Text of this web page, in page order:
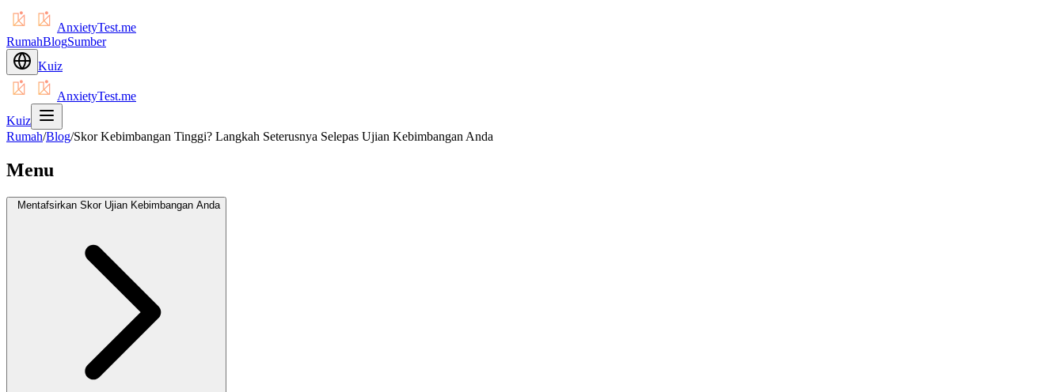
AnxietyTest.me
RumahBlogSumber
Kuiz
AnxietyTest.me
Kuiz
Rumah/Blog/Skor Kebimbangan Tinggi? Langkah Seterusnya Selepas Ujian Kebimbangan Anda
Menu
Mentafsirkan Skor Ujian Kebimbangan Anda